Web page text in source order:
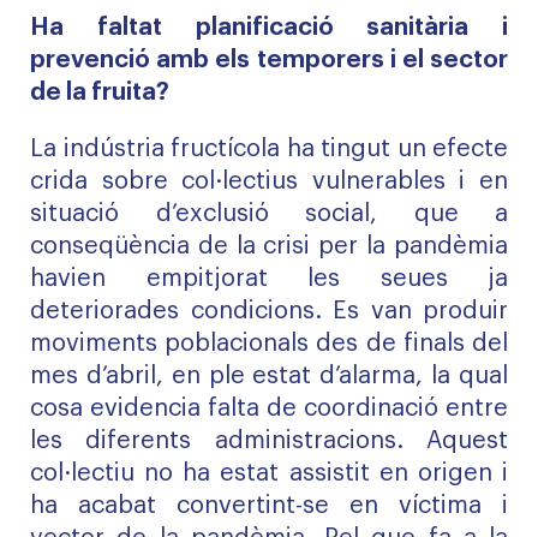
Ha faltat planificació sanitària i
prevenció amb els temporers i el sector
de la fruita?
La indústria fructícola ha tingut un efecte
crida sobre col·lectius vulnerables i en
situació d’exclusió social, que a
conseqüència de la crisi per la pandèmia
havien empitjorat les seues ja
deteriorades condicions. Es van produir
moviments poblacionals des de finals del
mes d’abril, en ple estat d’alarma, la qual
cosa evidencia falta de coordinació entre
les diferents administracions. Aquest
col·lectiu no ha estat assistit en origen i
ha acabat convertint-se en víctima i